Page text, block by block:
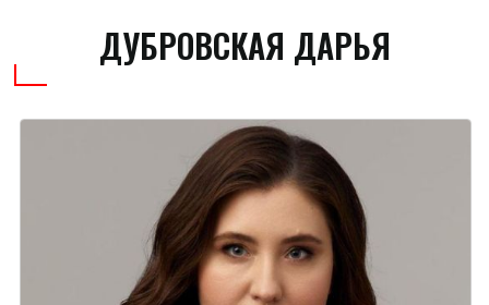
ДУБРОВСКАЯ ДАРЬЯ